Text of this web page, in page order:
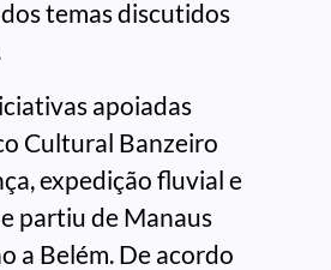
temas discutidos
apoiadas
Cultural Banzeiro
expedição fluvial e
partiu de Manaus
a Belém. De acordo